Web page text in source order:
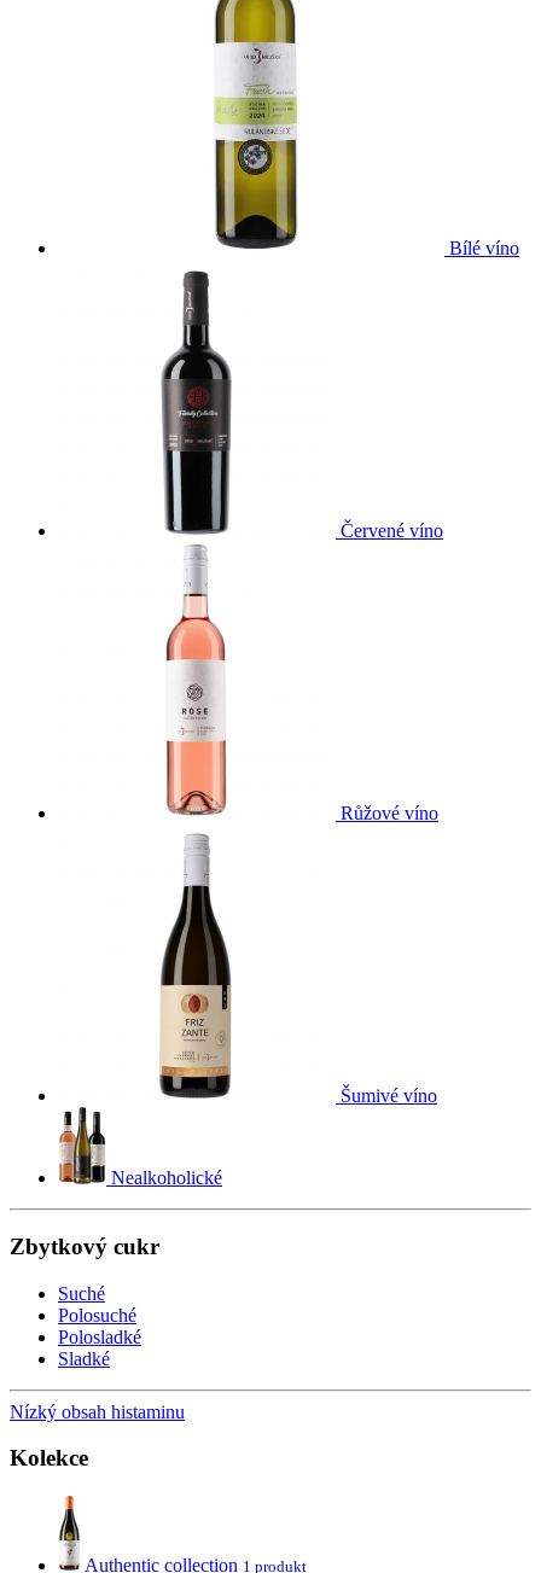
Bílé víno
Červené víno
Růžové víno
Šumivé víno
Nealkoholické
Zbytkový cukr
Suché
Polosuché
Polosladké
Sladké
Nízký obsah histaminu
Kolekce
Authentic collection 1 produkt